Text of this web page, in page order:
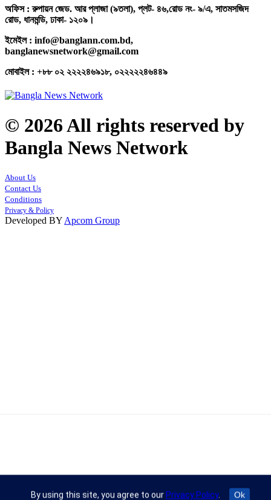
অফিস : রুপায়ন জেড. আর প্লাজা (৯তলা), প্লট- ৪৬,রোড নং- ৯/এ, সাতমসজিদ
রোড, ধানমন্ডি, ঢাকা- ১২০৯।
ইমেইল : info@banglann.com.bd,
banglanewsnetwork@gmail.com
মোবাইল : +৮৮ ০২ ২২২২৪৬৯১৮, ০২২২২২৪৬৪৪৯
© 2026 All rights reserved by
Bangla News Network
About Us
Contact Us
Conditions
Privacy & Policy
Developed BY Apcom Group
By using this site, you agree to our Privacy Policy. Ok